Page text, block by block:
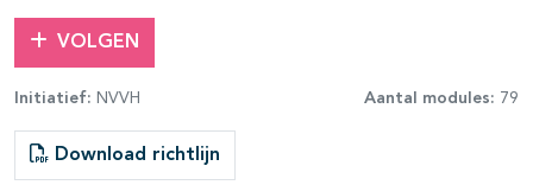
VOLGEN
Initiatief: NVVH Aantal modules: 79
Download richtlijn
open- en dichtklappen
open- en dichtklappen